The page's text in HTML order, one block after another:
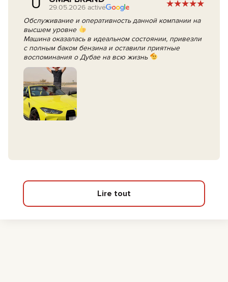
U
29.05.2026 activé
Обслуживание и оперативность данной компании на
высшем уровне
Машина оказалась в идеальном состоянии, привезли
с полным баком бензина и оставили приятные
воспоминания о Дубае на всю жизнь
Lire tout